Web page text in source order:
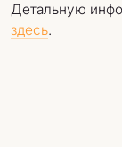
Детальную
здесь.